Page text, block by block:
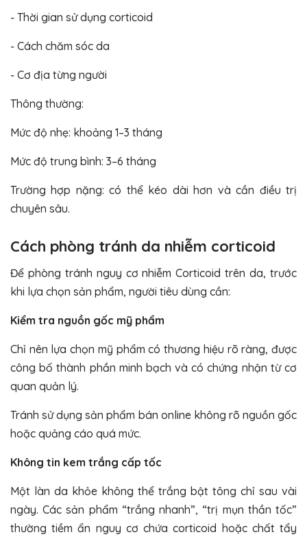
- Thời gian sử dụng corticoid
- Cách chăm sóc da
- Cơ địa từng người
Thông thường:
Mức độ nhẹ: khoảng 1–3 tháng
Mức độ trung bình: 3–6 tháng
Trường hợp nặng: có thể kéo dài hơn và cần điều trị
chuyên sâu.
Cách phòng tránh da nhiễm corticoid
Để phòng tránh nguy cơ nhiễm Corticoid trên da, trước
khi lựa chọn sản phẩm, người tiêu dùng cần:
Kiểm tra nguồn gốc mỹ phẩm
Chỉ nên lựa chọn mỹ phẩm có thương hiệu rõ ràng, được
công bố thành phần minh bạch và có chứng nhận từ cơ
quan quản lý.
Tránh sử dụng sản phẩm bán online không rõ nguồn gốc
hoặc quảng cáo quá mức.
Không tin kem trắng cấp tốc
Một làn da khỏe không thể trắng bật tông chỉ sau vài
ngày. Các sản phẩm “trắng nhanh”, “trị mụn thần tốc”
thường tiềm ẩn nguy cơ chứa corticoid hoặc chất tẩy